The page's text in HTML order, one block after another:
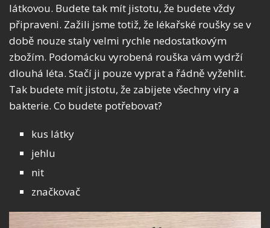
látkovou. Budete tak mít jistotu, že budete vždy
připraveni. Zažili jsme totiž, že lékařské roušky se v
době nouze staly velmi rychle nedostatkovým
zbožím. Podomácku vyrobená rouška vám vydrží
dlouhá léta. Stačí ji pouze vyprat a řádně vyžehlit.
Tak budete mít jistotu, že zabijete všechny viry a
bakterie. Co budete potřebovat?
kus látky
jehlu
nit
značkovač